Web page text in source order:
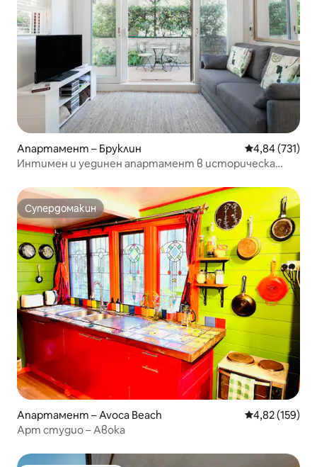
Апартамент – Бруклин Средна
4,84 (731)
Интимен и уединен апартамент в историческа
Супердомакин
Супердомакин
Апартамент – Avoca Beach Средна
4,82 (159)
Арт студио – Авока